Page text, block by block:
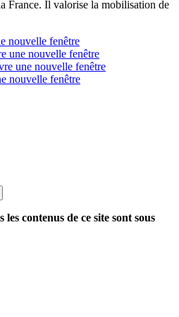
France. Il valorise la mobilisation de
nouvelle fenêtre
une nouvelle fenêtre
une nouvelle fenêtre
nouvelle fenêtre
contenus de ce site sont sous